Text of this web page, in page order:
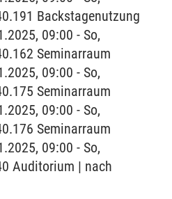
Backstagenutzung
09:00 - So,
Seminarraum
09:00 - So,
Seminarraum
09:00 - So,
Seminarraum
09:00 - So,
Auditorium | nach